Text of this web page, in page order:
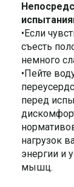
•Если
съесть
немного
•Пейте
перед
нагрузок
энергии и
мышц.